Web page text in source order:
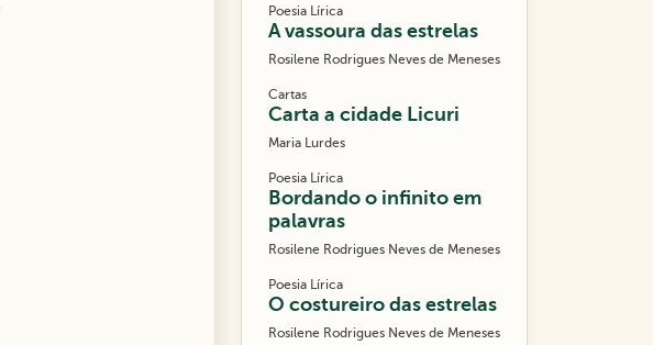
Poesia Lírica
A vassoura das estrelas
Rosilene Rodrigues Neves de Meneses
Cartas
Carta a cidade Licuri
Maria Lurdes
Poesia Lírica
Bordando o infinito em
palavras
Rosilene Rodrigues Neves de Meneses
Poesia Lírica
O costureiro das estrelas
Rosilene Rodrigues Neves de Meneses